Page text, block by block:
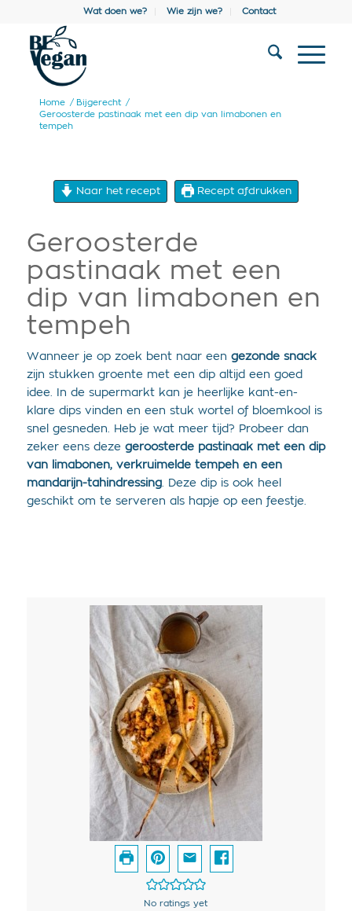
Wat doen we? Wie zijn we? Contact
Home / Bijgerecht /
Geroosterde pastinaak met een dip van limabonen en
tempeh
Naar het recept Recept afdrukken
Geroosterde
pastinaak met een
dip van limabonen en
tempeh
Wanneer je op zoek bent naar een gezonde snack
zijn stukken groente met een dip altijd een goed
idee. In de supermarkt kan je heerlijke kant-en-
klare dips vinden en een stuk wortel of bloemkool is
snel gesneden. Heb je wat meer tijd? Probeer dan
zeker eens deze geroosterde pastinaak met een dip
van limabonen, verkruimelde tempeh en een
mandarijn-tahindressing. Deze dip is ook heel
geschikt om te serveren als hapje op een feestje.
No ratings yet